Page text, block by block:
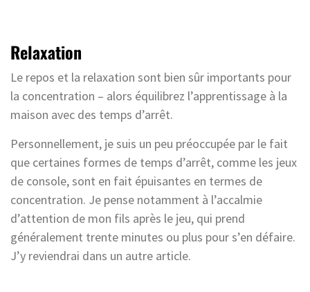
Relaxation
Le repos et la relaxation sont bien sûr importants pour
la concentration – alors équilibrez l’apprentissage à la
maison avec des temps d’arrêt.
Personnellement, je suis un peu préoccupée par le fait
que certaines formes de temps d’arrêt, comme les jeux
de console, sont en fait épuisantes en termes de
concentration. Je pense notamment à l’accalmie
d’attention de mon fils après le jeu, qui prend
généralement trente minutes ou plus pour s’en défaire.
J’y reviendrai dans un autre article.